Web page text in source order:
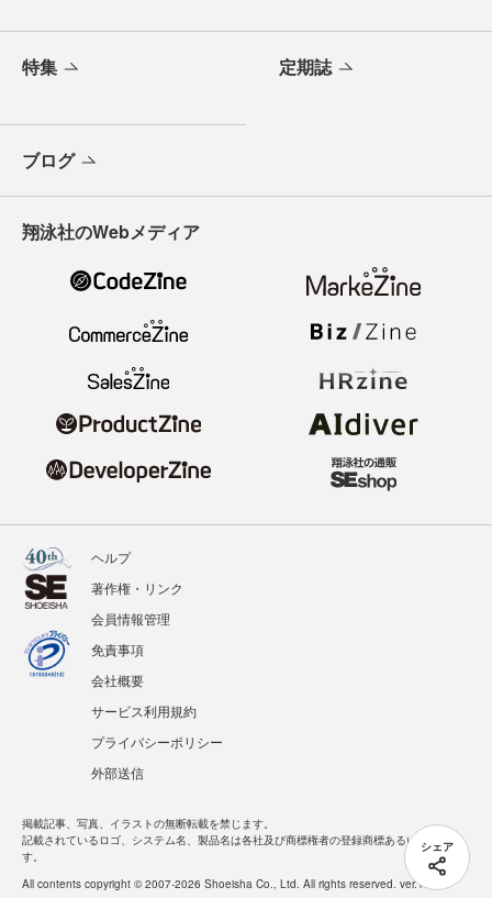
シェア
特集 定期誌
ブログ
翔泳社のWebメディア
ヘルプ
著作権・リンク
会員情報管理
免責事項
会社概要
サービス利用規約
プライバシーポリシー
外部送信
掲載記事、写真、イラストの無断転載を禁じます。
記載されているロゴ、システム名、製品名は各社及び商標権者の登録商標あるいは商標で
す。
All contents copyright © 2007-2026 Shoeisha Co., Ltd. All rights reserved. ver.1.5